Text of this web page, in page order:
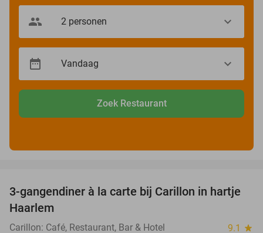
Zoek Restaurant
28%
3-gangendiner à la carte bij Carillon in hartje
Haarlem
Carillon: Café, Restaurant, Bar & Hotel 9.1 star